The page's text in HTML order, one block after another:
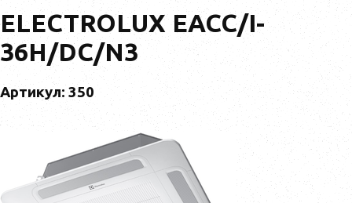
ELECTROLUX EACC/I-
36H/DC/N3
Артикул: 350